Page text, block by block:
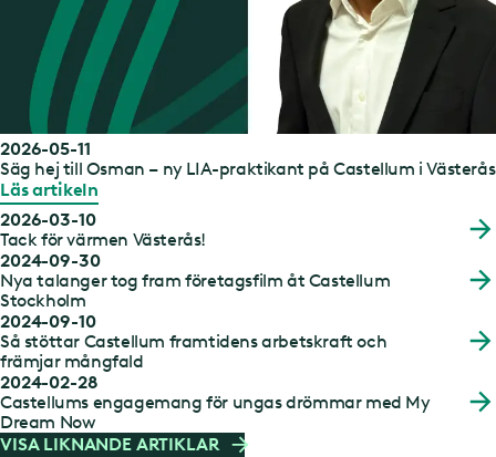
2026-05-11
Säg hej till Osman – ny LIA-praktikant på Castellum i Västerås
Läs artikeln
2026-03-10
Tack för värmen Västerås!
2024-09-30
Nya talanger tog fram företagsfilm åt Castellum
Stockholm
2024-09-10
Så stöttar Castellum framtidens arbetskraft och
främjar mångfald
2024-02-28
Castellums engagemang för ungas drömmar med My
Dream Now
VISA LIKNANDE ARTIKLAR